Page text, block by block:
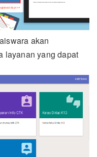
akan
layanan yang dapat